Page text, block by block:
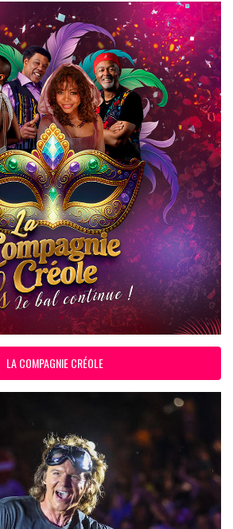
LA COMPAGNIE CRÉOLE